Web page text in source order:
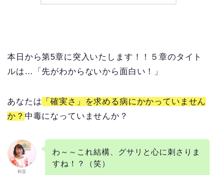
本日から第5章に突入いたします！！５章のタイト
ルは…「先がわからないから面白い！」
あなたは 「確実さ」を求める病にかかっていません
か？ 中毒になっていませんか？
和音
わ～～これ結構、グサリと心に刺さりま
すね！？（笑）